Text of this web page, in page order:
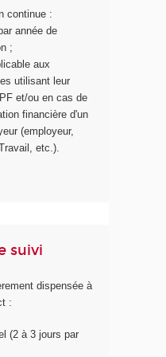
continue :
année de
;
aux
utilisant leur
et/ou en cas de
financière d'un
(employeur,
etc.).
suivi
dispensée à
:
(2 à 3 jours par